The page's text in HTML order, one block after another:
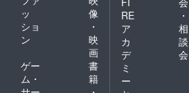
ッ
ショ
ン
像
・
映
画
ゲー
ム・
書
籍
RE
ア
カ
デ
ミ
ー
・
相
談
会